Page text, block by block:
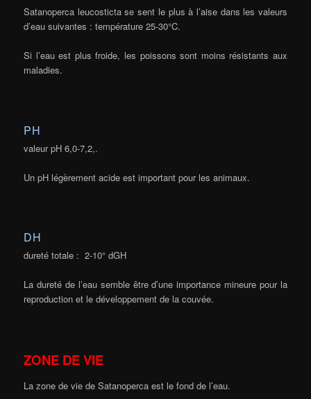
Satanoperca leucosticta se sent le plus à l’aise dans les valeurs
d’eau suivantes : température 25-30°C.
Si l’eau est plus froide, les poissons sont moins résistants aux
maladies.
PH
valeur pH 6,0-7,2,.
Un pH légèrement acide est important pour les animaux.
DH
dureté totale : 2-10° dGH
La dureté de l’eau semble être d’une importance mineure pour la
reproduction et le développement de la couvée.
ZONE DE VIE
La zone de vie de Satanoperca est le fond de l’eau.